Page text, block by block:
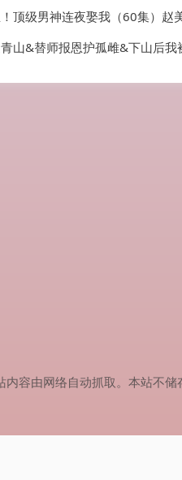
顶级男神连夜娶我（60集）赵美琦
山&替师报恩护孤雌&下山后我被美
内容由网络自动抓取。本站不